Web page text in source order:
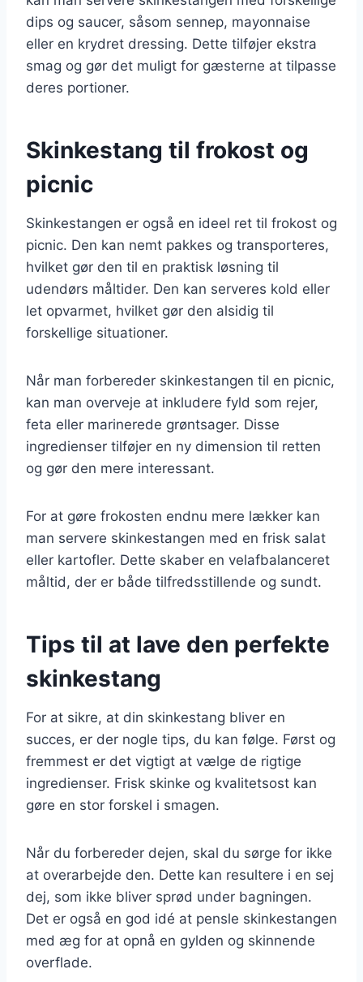
dips og saucer, såsom sennep, mayonnaise
eller en krydret dressing. Dette tilføjer ekstra
smag og gør det muligt for gæsterne at tilpasse
deres portioner.
Skinkestang til frokost og
picnic
Skinkestangen er også en ideel ret til frokost og
picnic. Den kan nemt pakkes og transporteres,
hvilket gør den til en praktisk løsning til
udendørs måltider. Den kan serveres kold eller
let opvarmet, hvilket gør den alsidig til
forskellige situationer.
Når man forbereder skinkestangen til en picnic,
kan man overveje at inkludere fyld som rejer,
feta eller marinerede grøntsager. Disse
ingredienser tilføjer en ny dimension til retten
og gør den mere interessant.
For at gøre frokosten endnu mere lækker kan
man servere skinkestangen med en frisk salat
eller kartofler. Dette skaber en velafbalanceret
måltid, der er både tilfredsstillende og sundt.
Tips til at lave den perfekte
skinkestang
For at sikre, at din skinkestang bliver en
succes, er der nogle tips, du kan følge. Først og
fremmest er det vigtigt at vælge de rigtige
ingredienser. Frisk skinke og kvalitetsost kan
gøre en stor forskel i smagen.
Når du forbereder dejen, skal du sørge for ikke
at overarbejde den. Dette kan resultere i en sej
dej, som ikke bliver sprød under bagningen.
Det er også en god idé at pensle skinkestangen
med æg for at opnå en gylden og skinnende
overflade.